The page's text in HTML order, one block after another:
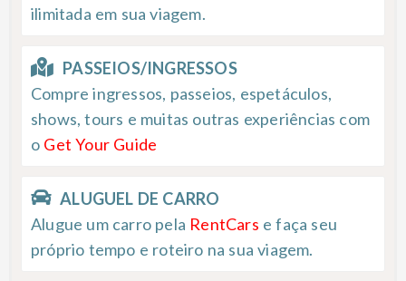
ilimitada em sua viagem.
PASSEIOS/INGRESSOS
Compre ingressos, passeios, espetáculos,
shows, tours e muitas outras experiências com
o Get Your Guide
ALUGUEL DE CARRO
Alugue um carro pela RentCars e faça seu
próprio tempo e roteiro na sua viagem.